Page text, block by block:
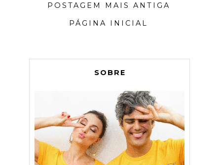
POSTAGEM MAIS ANTIGA
PÁGINA INICIAL
SOBRE